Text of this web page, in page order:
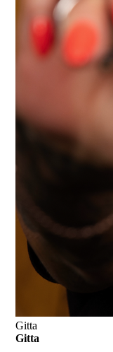
Gitta
Gitta